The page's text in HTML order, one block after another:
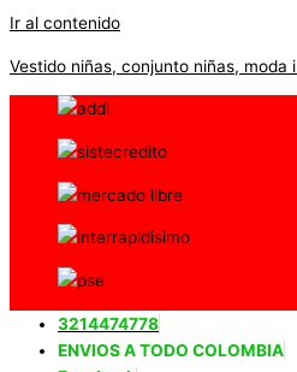
Ir al contenido
Vestido niñas, conjunto niñas, moda
3214474778
ENVIOS A TODO COLOMBIA